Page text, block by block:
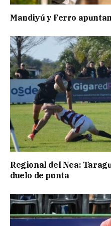
Mandiyú y Ferro
Regional del Nea:
duelo de punta